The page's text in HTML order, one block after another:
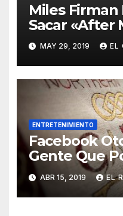
Miles
Sacar «After
Porque El
Trata Sobre
Quieren Que
MAY 29, 2019 EL
ENTRETENIMIENTO
Facebook
Gente Que
Nunca Ha
Thrones»
ABR 15, 2019 EL